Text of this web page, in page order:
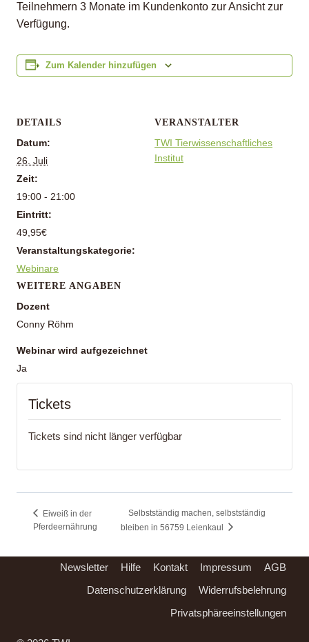
Teilnehmern 3 Monate im Kundenkonto zur Ansicht zur
Verfügung.
Zum Kalender hinzufügen
DETAILS
Datum:
26. Juli
Zeit:
19:00 - 21:00
Eintritt:
49,95€
Veranstaltungskategorie:
Webinare
VERANSTALTER
TWI Tierwissenschaftliches
Institut
WEITERE ANGABEN
Dozent
Conny Röhm
Webinar wird aufgezeichnet
Ja
Tickets
Tickets sind nicht länger verfügbar
Eiweiß in der
Pferdeernährung
Selbstständig machen, selbstständig
bleiben in 56759 Leienkaul
Newsletter Hilfe Kontakt Impressum
AGB
Datenschutzerklärung
Widerrufsbelehrung
Privatsphäreeinstellungen